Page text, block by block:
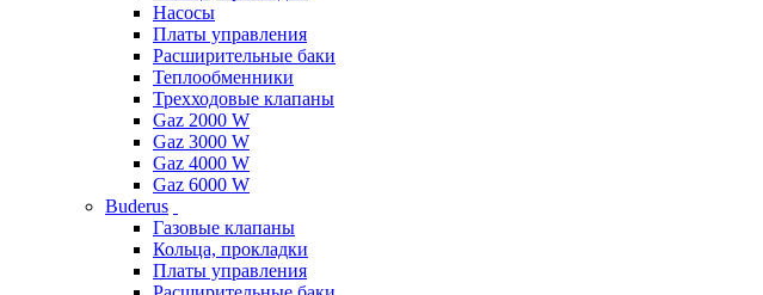
Насосы
Платы управления
Расширительные баки
Теплообменники
Трехходовые клапаны
Gaz 2000 W
Gaz 3000 W
Gaz 4000 W
Gaz 6000 W
Buderus
Газовые клапаны
Кольца, прокладки
Платы управления